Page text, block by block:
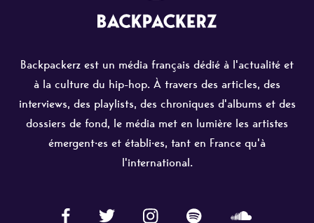
Backpackerz est un média français dédié à l'actualité et
à la culture du hip-hop. À travers des articles, des
interviews, des playlists, des chroniques d'albums et des
dossiers de fond, le média met en lumière les artistes
émergent·es et établi·es, tant en France qu'à
l'international.